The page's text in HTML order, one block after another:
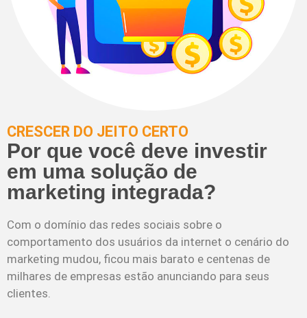
CRESCER DO JEITO CERTO
Por que você deve investir
em uma solução de
marketing integrada?
Com o domínio das redes sociais sobre o
comportamento dos usuários da internet o cenário do
marketing mudou, ficou mais barato e centenas de
milhares de empresas estão anunciando para seus
clientes.